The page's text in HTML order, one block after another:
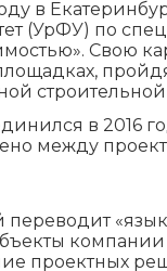
в
(УрФУ) по
Свою
в 2016
между
переводит
компании
проектных